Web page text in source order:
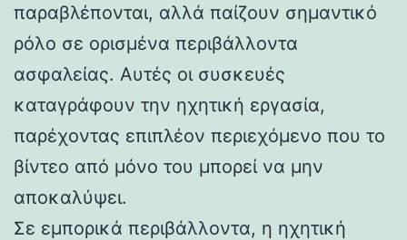
παραβλέπονται, αλλά παίζουν σημαντικό
ρόλο σε ορισμένα περιβάλλοντα
ασφαλείας. Αυτές οι συσκευές
καταγράφουν την ηχητική εργασία,
παρέχοντας επιπλέον περιεχόμενο που το
βίντεο από μόνο του μπορεί να μην
αποκαλύψει.
Σε εμπορικά περιβάλλοντα, η ηχητική